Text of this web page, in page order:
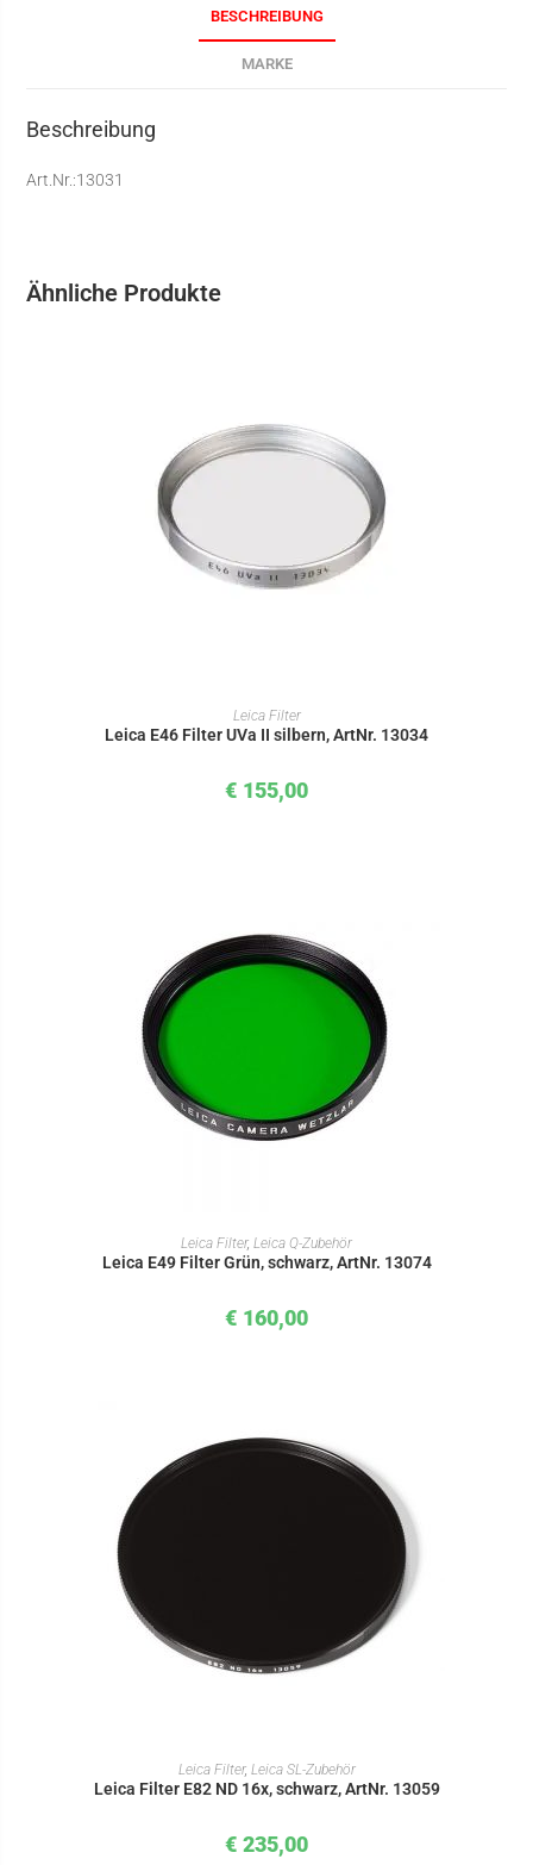
BESCHREIBUNG
MARKE
Beschreibung
Art.Nr.:13031
Ähnliche Produkte
IN DEN WARENKORB
Leica Filter
Leica E46 Filter UVa II silbern, ArtNr. 13034
€ 155,00
IN DEN WARENKORB
Leica Filter, Leica Q-Zubehör
Leica E49 Filter Grün, schwarz, ArtNr. 13074
€ 160,00
IN DEN WARENKORB
Leica Filter, Leica SL-Zubehör
Leica Filter E82 ND 16x, schwarz, ArtNr. 13059
€ 235,00